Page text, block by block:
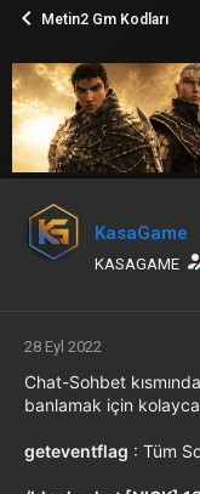
u
b
a
ş
l
a
t
a
n
g
ı
ç
t
a
r
h
Metin2 Gm Kodları
KasaGame
KASAGAME
28 Eyl 2022
Chat-Sohbet
banlamak için
geteventflag : Tüm